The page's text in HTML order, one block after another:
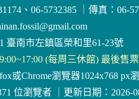
、06-5732385
傳真：06-
臺南市左鎮區榮和里61-23號
(每周三休館) 最後售
或Chrome瀏覽器1024x768 px
位瀏覽者
更新日期：2026-